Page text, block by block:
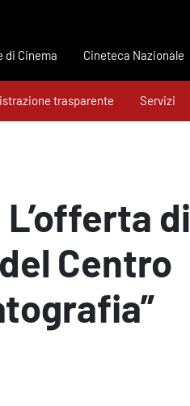
di Cinema Cineteca Nazionale
trasparente Servizi
di
Centro